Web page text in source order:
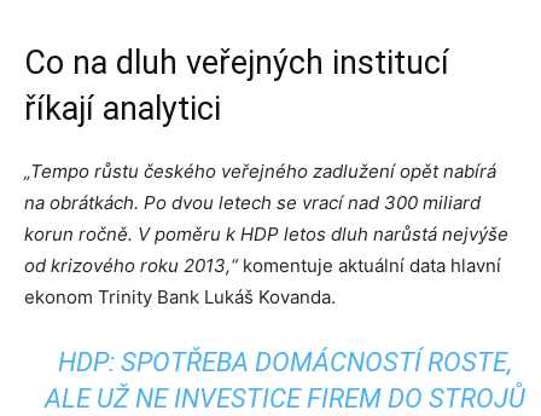
Co na dluh veřejných institucí
říkají analytici
„Tempo růstu českého veřejného zadlužení opět nabírá
na obrátkách. Po dvou letech se vrací nad 300 miliard
korun ročně. V poměru k HDP letos dluh narůstá nejvýše
od krizového roku 2013,“komentuje aktuální data hlavní
ekonom Trinity Bank Lukáš Kovanda.
HDP: SPOTŘEBA DOMÁCNOSTÍ ROSTE,
ALE UŽ NE INVESTICE FIREM DO STROJŮ